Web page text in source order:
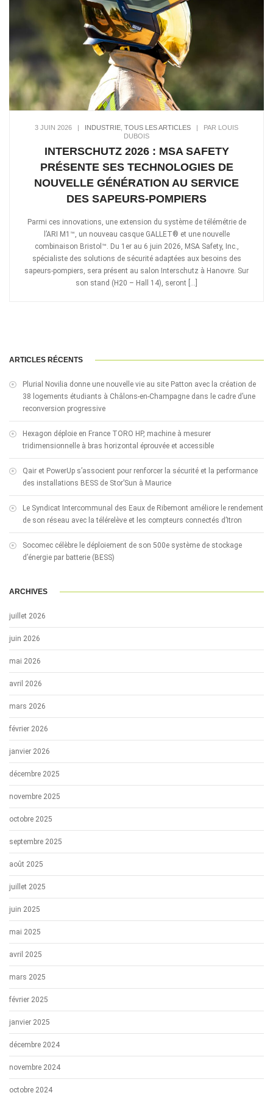
3 JUIN 2026 | INDUSTRIE TOUS LES ARTICLES | PAR LOUIS
DUBOIS
INTERSCHUTZ 2026 : MSA SAFETY
PRÉSENTE SES TECHNOLOGIES DE
NOUVELLE GÉNÉRATION AU SERVICE
DES SAPEURS-POMPIERS
Parmi ces innovations, une extension du système de télémétrie de
l’ARI M1™, un nouveau casque GALLET® et une nouvelle
combinaison Bristol™. Du 1er au 6 juin 2026, MSA Safety, Inc.,
spécialiste des solutions de sécurité adaptées aux besoins des
sapeurs-pompiers, sera présent au salon Interschutz à Hanovre. Sur
son stand (H20 – Hall 14), seront […]
ARTICLES RÉCENTS
Plurial Novilia donne une nouvelle vie au site Patton avec la création de
38 logements étudiants à Châlons-en-Champagne dans le cadre d’une
reconversion progressive
Hexagon déploie en France TORO HP, machine à mesurer
tridimensionnelle à bras horizontal éprouvée et accessible
Qair et PowerUp s’associent pour renforcer la sécurité et la performance
des installations BESS de Stor’Sun à Maurice
Le Syndicat Intercommunal des Eaux de Ribemont améliore le rendement
de son réseau avec la télérelève et les compteurs connectés d’Itron
Socomec célèbre le déploiement de son 500e système de stockage
d’énergie par batterie (BESS)
ARCHIVES
juillet 2026
juin 2026
mai 2026
avril 2026
mars 2026
février 2026
janvier 2026
décembre 2025
novembre 2025
octobre 2025
septembre 2025
août 2025
juillet 2025
juin 2025
mai 2025
avril 2025
mars 2025
février 2025
janvier 2025
décembre 2024
novembre 2024
octobre 2024